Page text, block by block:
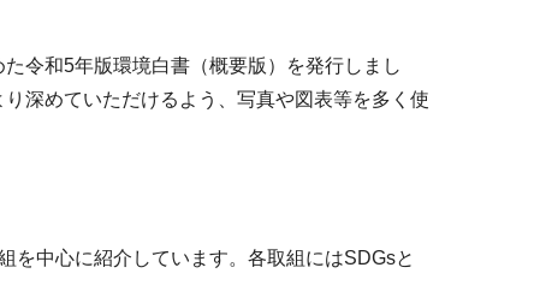
令和5年版環境白書（概要版）を発行しまし
深めていただけるよう、写真や図表等を多く使
を中心に紹介しています。各取組にはSDGsと